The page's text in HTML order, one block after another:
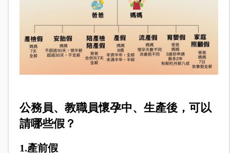
公務員、教職員懷孕中、生產後，可以
請哪些假？
1.產前假